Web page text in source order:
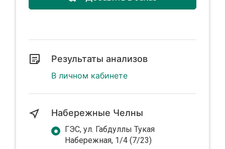
Результаты анализов
В личном кабинете
Набережные Челны
ГЭС, ул. Габдуллы Тукая
Набережная, 1/4 (7/23)